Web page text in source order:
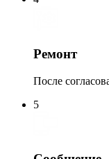
Ремонт
После
5